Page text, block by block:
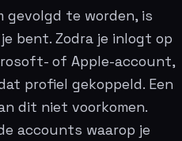
gevolgd te worden, is
bent. Zodra je inlogt op
of Apple-account,
profiel gekoppeld. Een
dit niet voorkomen.
accounts waarop je